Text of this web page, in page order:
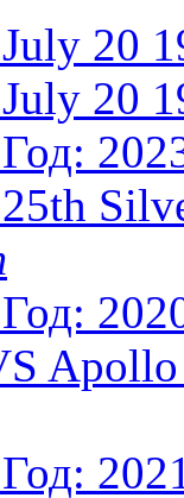
20
20
Год:
Год:
Apollo
Год: